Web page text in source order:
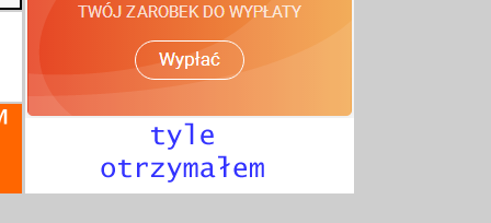
SOAR
Nieuczciwość M2M
300 na 250